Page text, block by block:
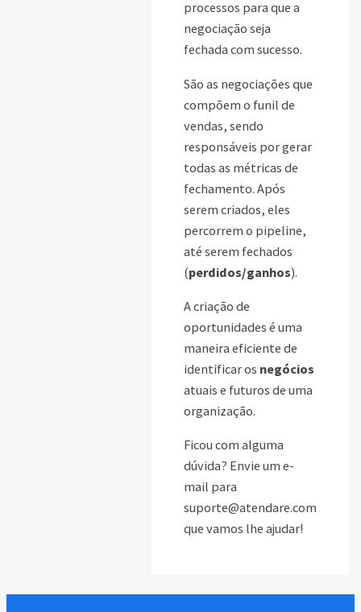
processos para que a
negociação seja
fechada com sucesso.
São as negociações que
compõem o funil de
vendas, sendo
responsáveis por gerar
todas as métricas de
fechamento. Após
serem criados, eles
percorrem o pipeline,
até serem fechados
(perdidos/ganhos).
A criação de
oportunidades é uma
maneira eficiente de
identificar os negócios
atuais e futuros de uma
organização.
Ficou com alguma
dúvida? Envie um e-
mail para
suporte@atendare.com
que vamos lhe ajudar!